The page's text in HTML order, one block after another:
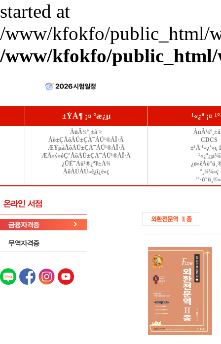
started at
/www/kfokfo/public_html/
/www/kfokfo/
±ÝÀ¶ ¡¤ °æ¿µ
ÀüÃ¼º¸±â >
Áõ±ÇÅõÀÚ±ÇÀ¯ÀÚ¹®ÀÎ·Â
ÆÝµåÅõÀÚ±ÇÀ¯ÀÚ¹®ÀÎ·Â
ÆÄ»ý»óÇ°ÅõÀÚ±ÇÀ¯ÀÚ¹®ÀÎ·Â
¿ÜÈ¯Àü¹®¿ª¥±Á¾
ÅõÀÚÀÚ»ê¿î¿ë»ç
¹«¿ª ¡¤
CDCS
±¹Á¦¹«¿ª»ç
¹«¿ª¿µ¾î
º¸¼¼»ç